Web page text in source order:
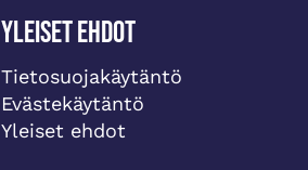
Yleiset ehdot
Tietosuojakäytäntö
Evästekäytäntö
Yleiset ehdot